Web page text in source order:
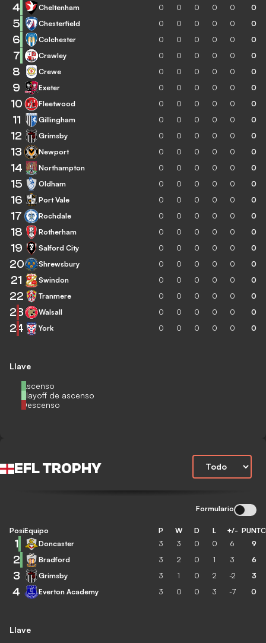
Llave
Ascenso
Playoff de ascenso
Descenso
4 Cheltenham 0 0 0 0 0 0
5 Chesterfield 0 0 0 0 0 0
6 Colchester 0 0 0 0 0 0
7 Crawley 0 0 0 0 0 0
8 Crewe 0 0 0 0 0 0
9 Exeter 0 0 0 0 0 0
10 Fleetwood 0 0 0 0 0 0
11 Gillingham 0 0 0 0 0 0
12 Grimsby 0 0 0 0 0 0
13 Newport 0 0 0 0 0 0
14 Northampton 0 0 0 0 0 0
15 Oldham 0 0 0 0 0 0
16 Port Vale 0 0 0 0 0 0
17 Rochdale 0 0 0 0 0 0
18 Rotherham 0 0 0 0 0 0
19 Salford City 0 0 0 0 0 0
20 Shrewsbury 0 0 0 0 0 0
21 Swindon 0 0 0 0 0 0
22 Tranmere 0 0 0 0 0 0
23 Walsall 0 0 0 0 0 0
24 York 0 0 0 0 0 0
EFL TROPHY
Formulario
Llave
Posición
Equipo P W D L +/-
1 Doncaster 3 3 0 0 6 9
2 Bradford 3 2 0 1 3 6
3 Grimsby 3 1 0 2 -2 3
4 Everton Academy 3 0 0 3 -7 0